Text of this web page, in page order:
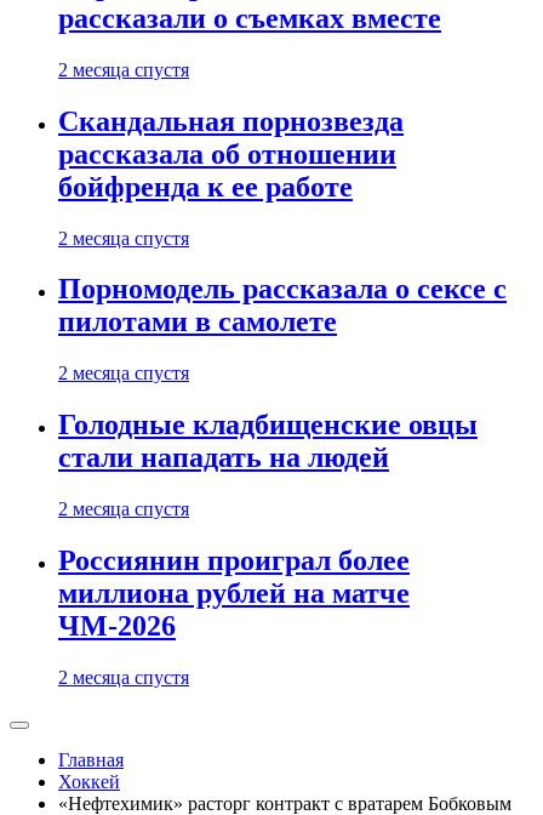
рассказали о съемках вместе
2 месяца спустя
Скандальная порнозвезда
рассказала об отношении
бойфренда к ее работе
2 месяца спустя
Порномодель рассказала о сексе с
пилотами в самолете
2 месяца спустя
Голодные кладбищенские овцы
стали нападать на людей
2 месяца спустя
Россиянин проиграл более
миллиона рублей на матче
ЧМ-2026
2 месяца спустя
Главная
Хоккей
«Нефтехимик» расторг контракт с вратарем Бобковым